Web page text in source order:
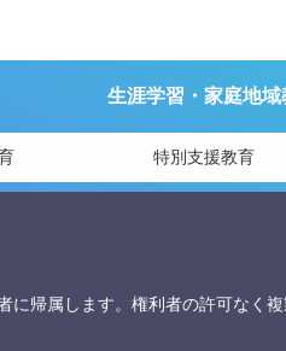
生涯学習・家庭地域
特別支援教育
帰属します。権利者の許可なく